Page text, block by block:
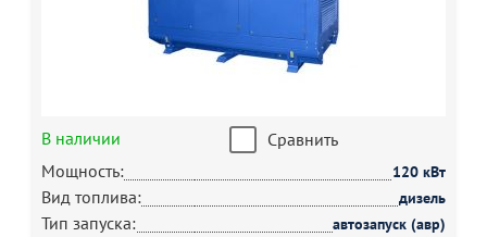
В наличии
Сравнить
Мощность:
120 кВт
Вид топлива: дизель
Тип запуска: автозапуск (авр)